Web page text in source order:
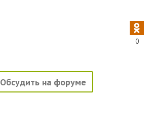
0
Обсудить на форуме